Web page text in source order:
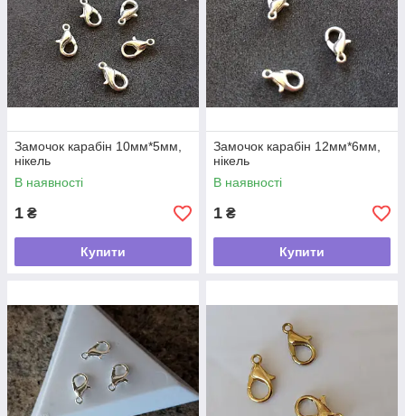
Замочок карабін 10мм*5мм,
нікель
В наявності
1 ₴
Купити
Замочок карабін 12мм*6мм,
нікель
В наявності
1 ₴
Купити